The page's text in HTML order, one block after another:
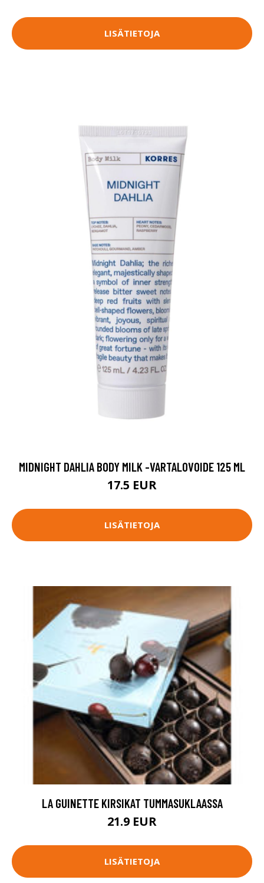
LISÄTIETOJA
MIDNIGHT DAHLIA BODY MILK -VARTALOVOIDE 125 ML
17.5 EUR
LISÄTIETOJA
LA GUINETTE KIRSIKAT TUMMASUKLAASSA
21.9 EUR
LISÄTIETOJA